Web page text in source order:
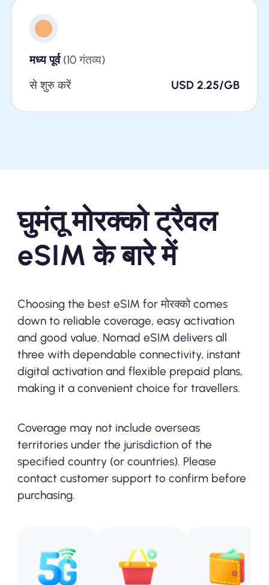
मध्य पूर्व(10 गंतव्य)
से शुरु करें
USD 2.25/GB
घुमंतू मोरक्को ट्रैवल
eSIM के बारे में
Choosing the best eSIM for मोरक्को comes
down to reliable coverage, easy activation
and good value. Nomad eSIM delivers all
three with dependable connectivity, instant
digital activation and flexible prepaid plans,
making it a convenient choice for travellers.
Coverage may not include overseas
territories under the jurisdiction of the
specified country (or countries). Please
contact customer support to confirm before
purchasing.